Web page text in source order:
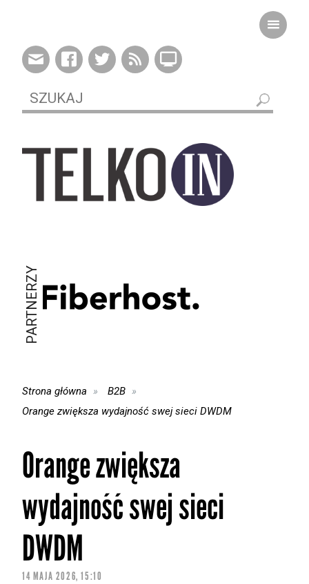
PARTNERZY
Strona główna
B2B
Orange zwiększa wydajność swej sieci DWDM
Orange zwiększa
wydajność swej sieci
DWDM
14 MAJA 2026, 15:10